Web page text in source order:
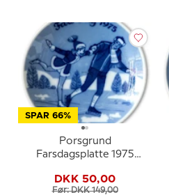
SPAR 66%
Porsgrund
Farsdagsplatte 1975
vinterlandskab
DKK 50,00
Før: DKK 149,00